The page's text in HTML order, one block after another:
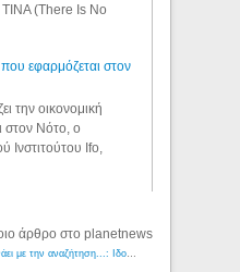
(There Is No
εφαρμόζεται στον
την οικονομική
στον Νότο, ο
Ινστιτούτου Ifo,
άρθρο στο planetnews
Λόγιος Ερμής | Η γνώση ξεκινάει με την αναζήτηση...: Ιδού οι 18 που χρωστούν 11 δις ευρώ!